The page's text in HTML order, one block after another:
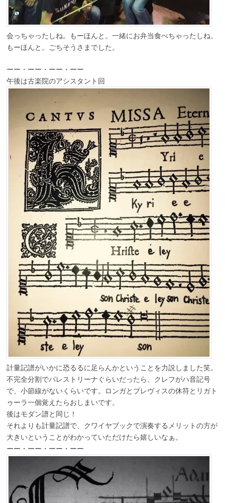
会っちゃったしね。もーほんと。一緒にお弁当食べちゃったしね。
もーほんと。ごちそうさまでした。
ーー・ーー・ーー・ーー
午後は古楽院のアシスタント回
計量記譜がいかに恐るるに足らんかということを力説しました笑。
不完全分割でパレストリーナぐらいだったら、クレフがハ音記号
で、小節線がないくらいです。ロンガとブレヴィスの休符とリガト
ゥーラ一個覚えたらおしまいです。
後はモダン譜と同じ！
それよりも計量記譜で、クワイヤブックで演奏するメリットの方が
大きいということがわかっていただけたら嬉しいなぁ。
ーー・ーー・ーー・ーー